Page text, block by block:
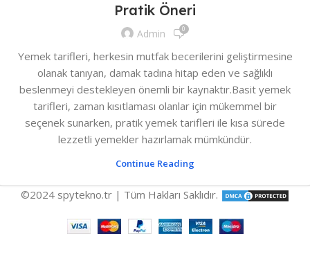
Pratik Öneri
Admin 0
Yemek tarifleri, herkesin mutfak becerilerini geliştirmesine
olanak tanıyan, damak tadına hitap eden ve sağlıklı
beslenmeyi destekleyen önemli bir kaynaktır.Basit yemek
tarifleri, zaman kısıtlaması olanlar için mükemmel bir
seçenek sunarken, pratik yemek tarifleri ile kısa sürede
lezzetli yemekler hazırlamak mümkündür.
Continue Reading
©2024 spytekno.tr | Tüm Hakları Saklıdır.